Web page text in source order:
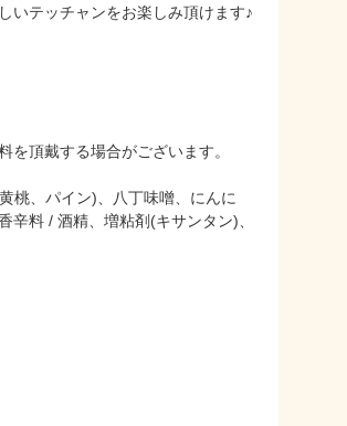
いテッチャンをお楽しみ頂けます♪
を頂戴する場合がございます。
桃、パイン)、八丁味噌、にんに
辛料 / 酒精、増粘剤(キサンタン)、